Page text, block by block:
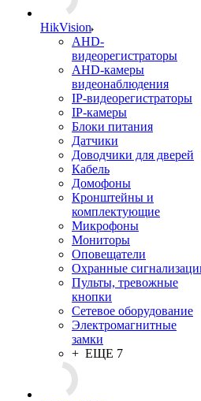
HikVision
AHD-
видеорегистраторы
AHD-камеры
видеонаблюдения
IP-видеорегистраторы
IP-камеры
Блоки питания
Датчики
Доводчики для дверей
Кабель
Домофоны
Кронштейны и
комплектующие
Микрофоны
Мониторы
Оповещатели
Охранные
Пульты, тревожные
кнопки
Сетевое оборудование
Электромагнитные
замки
+ ЕЩЕ 7